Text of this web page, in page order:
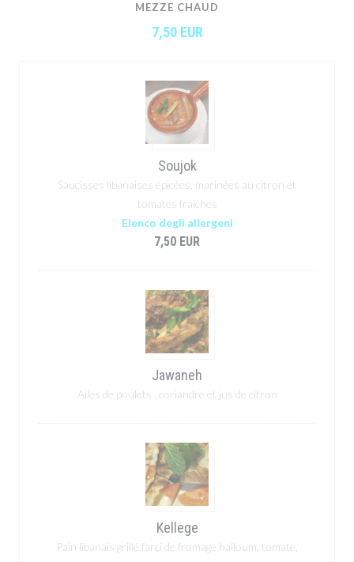
MEZZE CHAUD
7,50 EUR
Soujok
Saucisses libanaises épicées, marinées au citron et
tomates fraiches
Elenco degli allergeni
7,50 EUR
Jawaneh
Ailes de poulets , coriandre et jus de citron
Kellege
Pain libanais grillé farçi de fromage halloum, tomate,